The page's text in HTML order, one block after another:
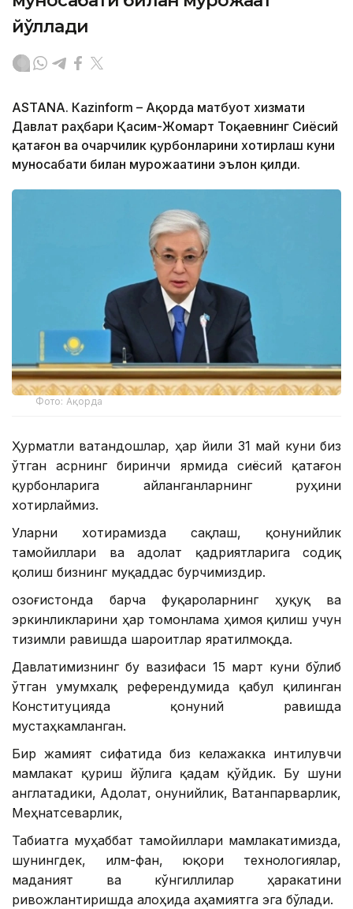
йўллади
ASTANА. Кazinform – Ақорда матбуот хизмати
Давлат раҳбари Қасим-Жомарт Тоқаевнинг Сиёсий
қатағон ва очарчилик қурбонларини хотирлаш куни
муносабати билан мурожаатини эълон қилди.
Фото: Ақорда
Ҳурматли ватандошлар, ҳар йили 31 май куни биз
ўтган асрнинг биринчи ярмида сиёсий қатағон
қурбонларига айланганларнинг руҳини
хотирлаймиз.
Уларни хотирамизда сақлаш, қонунийлик
тамойиллари ва адолат қадриятларига содиқ
қолиш бизнинг муқаддас бурчимиздир.
Қозоғистонда барча фуқароларнинг ҳуқуқ ва
эркинликларини ҳар томонлама ҳимоя қилиш учун
тизимли равишда шароитлар яратилмоқда.
Давлатимизнинг бу вазифаси 15 март куни бўлиб
ўтган умумхалқ референдумида қабул қилинган
Конституцияда қонуний равишда
мустаҳкамланган.
Бир жамият сифатида биз келажакка интилувчи
мамлакат қуриш йўлига қадам қўйдик. Бу шуни
англатадики, Адолат, Қонунийлик, Ватанпарварлик,
Меҳнатсеварлик,
Табиатга муҳаббат тамойиллари мамлакатимизда,
шунингдек, илм-фан, юқори технологиялар,
маданият ва кўнгиллилар ҳаракатини
ривожлантиришда алоҳида аҳамиятга эга бўлади.